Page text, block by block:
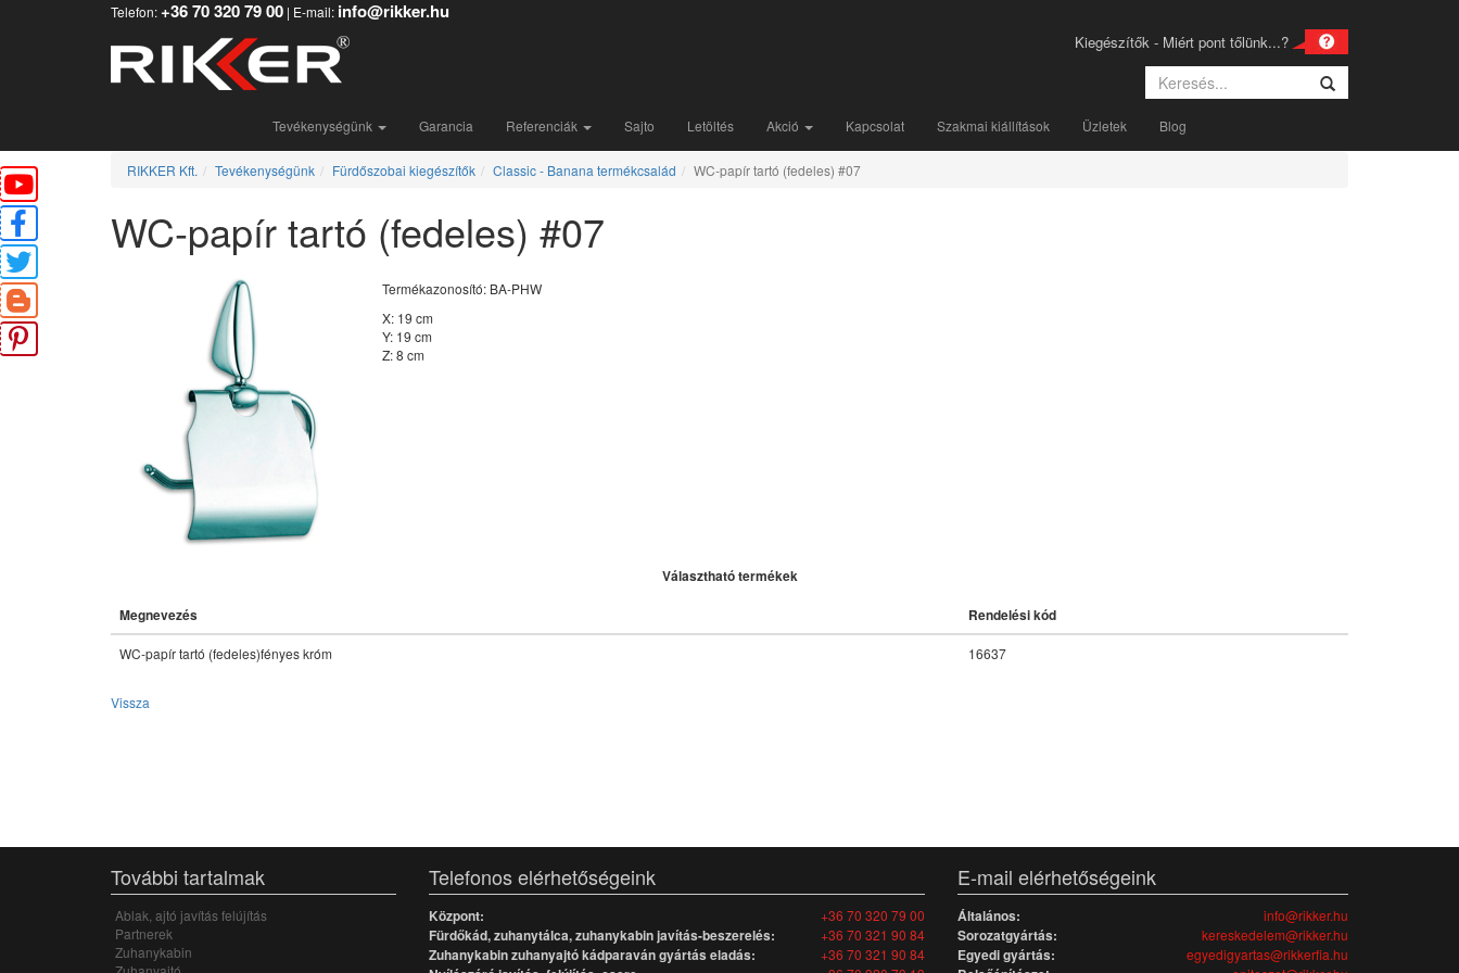
Telefon: +36 70 320 79 00 | E-mail: info@rikker.hu
Kiegészítők - Miért pont tőlünk...?
Tevékenységünk Garancia Referenciák Sajto Letöltés Akció Kapcsolat Szakmai kiállítások Üzletek Blog
RIKKER Kft. Tevékenységünk Fürdőszobai kiegészítők Classic - Banana termékcsalád WC-papír tartó (fedeles) #07
WC-papír tartó (fedeles) #07
Termékazonosító: BA-PHW
X: 19 cm
Y: 19 cm
Z: 8 cm
Választható termékek
Megnevezés
Rendelési kód
WC-papír tartó (fedeles)fényes króm 16637
Vissza
További tartalmak
Ablak, ajtó javítás felújítás
Partnerek
Zuhanykabin
Telefonos elérhetőségeink
Központ: +36 70 320 79 00
Fürdőkád, zuhanytálca, zuhanykabin javítás-beszerelés: +36 70 321 90 84
Zuhanykabin zuhanyajtó kádparaván gyártás eladás: +36 70 321 90 84
E-mail elérhetőségeink
Általános: info@rikker.hu
Sorozatgyártás: kereskedelem@rikker.hu
Egyedi gyártás: egyedigyartas@rikkerfia.hu